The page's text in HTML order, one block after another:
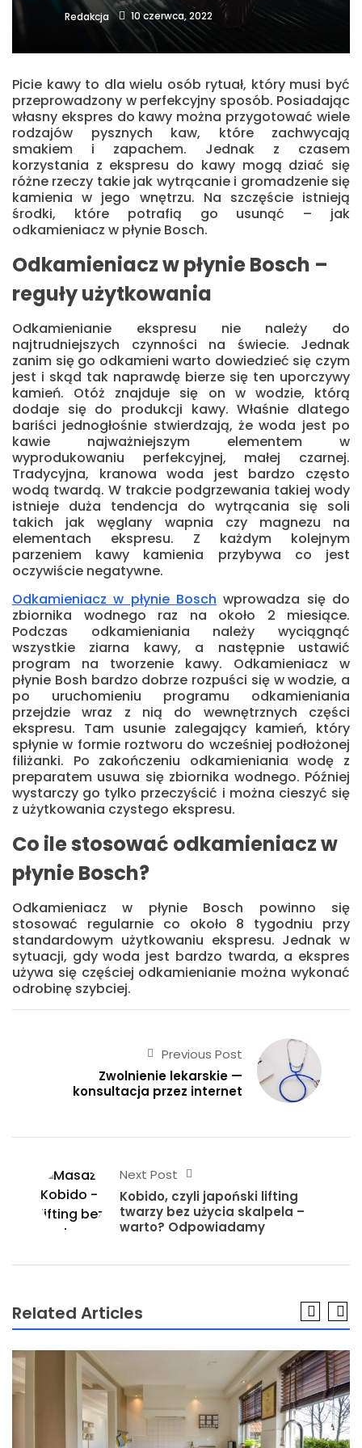
Redakcja 10 czerwca, 2022
Picie kawy to dla wielu osób rytuał, który musi być
przeprowadzony w perfekcyjny sposób. Posiadając
własny ekspres do kawy można przygotować wiele
rodzajów pysznych kaw, które zachwycają
smakiem i zapachem. Jednak z czasem
korzystania z ekspresu do kawy mogą dziać się
różne rzeczy takie jak wytrącanie i gromadzenie się
kamienia w jego wnętrzu. Na szczęście istnieją
środki, które potrafią go usunąć – jak
odkamieniacz w płynie Bosch.
Odkamieniacz w płynie Bosch –
reguły użytkowania
Odkamienianie ekspresu nie należy do
najtrudniejszych czynności na świecie. Jednak
zanim się go odkamieni warto dowiedzieć się czym
jest i skąd tak naprawdę bierze się ten uporczywy
kamień. Otóż znajduje się on w wodzie, którą
dodaje się do produkcji kawy. Właśnie dlatego
bariści jednogłośnie stwierdzają, że woda jest po
kawie najważniejszym elementem w
wyprodukowaniu perfekcyjnej, małej czarnej.
Tradycyjna, kranowa woda jest bardzo często
wodą twardą. W trakcie podgrzewania takiej wody
istnieje duża tendencja do wytrącania się soli
takich jak węglany wapnia czy magnezu na
elementach ekspresu. Z każdym kolejnym
parzeniem kawy kamienia przybywa co jest
oczywiście negatywne.
Odkamieniacz w płynie Bosch wprowadza się do
zbiornika wodnego raz na około 2 miesiące.
Podczas odkamieniania należy wyciągnąć
wszystkie ziarna kawy, a następnie ustawić
program na tworzenie kawy. Odkamieniacz w
płynie Bosh bardzo dobrze rozpuści się w wodzie, a
po uruchomieniu programu odkamieniania
przejdzie wraz z nią do wewnętrznych części
ekspresu. Tam usunie zalegający kamień, który
spłynie w formie roztworu do wcześniej podłożonej
filiżanki. Po zakończeniu odkamieniania wodę z
preparatem usuwa się zbiornika wodnego. Później
wystarczy go tylko przeczyścić i można cieszyć się
z użytkowania czystego ekspresu.
Co ile stosować odkamieniacz w
płynie Bosch?
Odkamieniacz w płynie Bosch powinno się
stosować regularnie co około 8 tygodniu przy
standardowym użytkowaniu ekspresu. Jednak w
sytuacji, gdy woda jest bardzo twarda, a ekspres
używa się częściej odkamienianie można wykonać
odrobinę szybciej.
Previous Post
Zwolnienie lekarskie —
konsultacja przez internet
Next Post
Kobido, czyli japoński lifting
twarzy bez użycia skalpela –
warto? Odpowiadamy
Related Articles